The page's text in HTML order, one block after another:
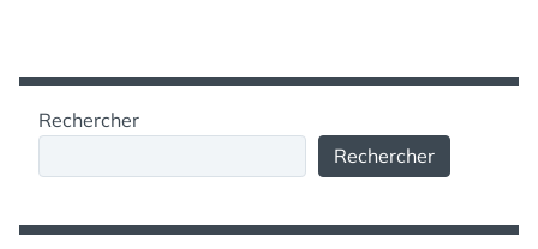
Rechercher
Rechercher